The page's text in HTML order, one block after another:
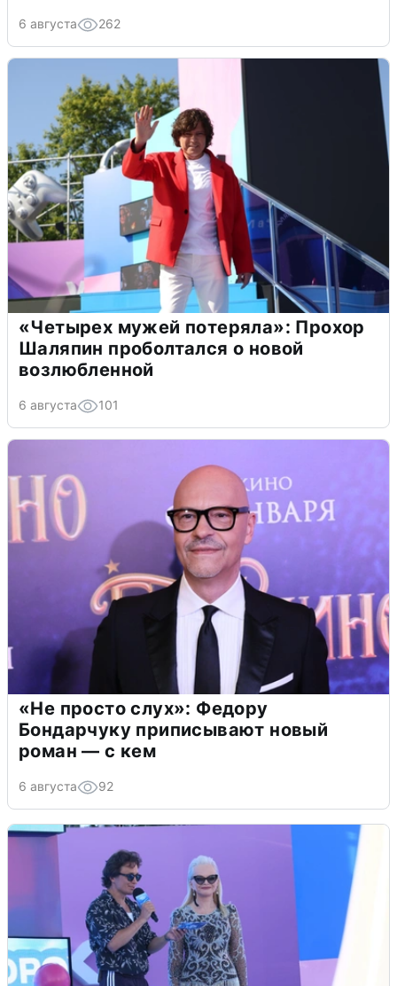
6 августа 262
«Четырех мужей потеряла»: Прохор
Шаляпин проболтался о новой
возлюбленной
6 августа 101
«Не просто слух»: Федору
Бондарчуку приписывают новый
роман — с кем
6 августа 92